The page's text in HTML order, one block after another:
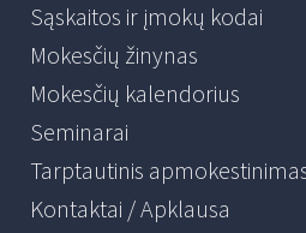
Sąskaitos ir įmokų kodai
Mokesčių žinynas
Mokesčių kalendorius
Seminarai
Tarptautinis
Kontaktai / Apklausa